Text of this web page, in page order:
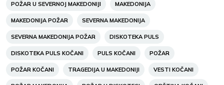
POŽAR U SEVERNOJ MAKEDONIJI MAKEDONIJA
MAKEDONIJA POŽAR SEVERNA MAKEDONIJA
SEVERNA MAKEDONIJA POŽAR DISKOTEKA PULS
DISKOTEKA PULS KOČANI PULS KOČANI POŽAR
POŽAR KOČANI TRAGEDIJA U MAKEDONIJI VESTI KOČANI